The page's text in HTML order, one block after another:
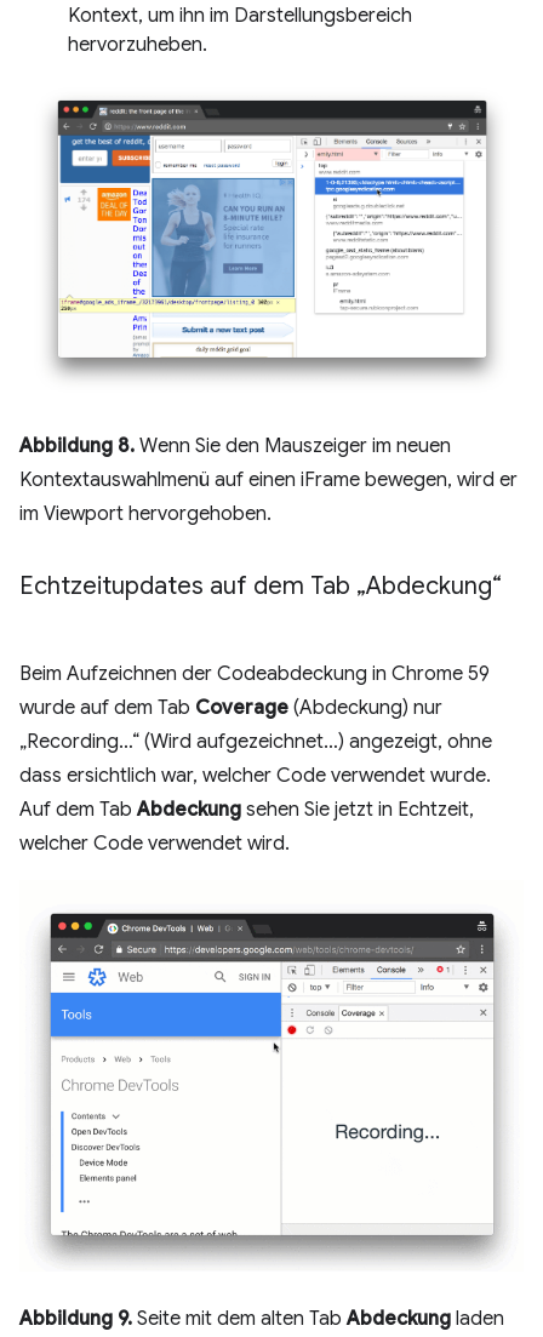
Kontext, um ihn im Darstellungsbereich
hervorzuheben.
Abbildung 8. Wenn Sie den Mauszeiger im neuen
Kontextauswahlmenü auf einen iFrame bewegen, wird er
im Viewport hervorgehoben.
Echtzeitupdates auf dem Tab „Abdeckung“
Beim Aufzeichnen der Codeabdeckung in Chrome 59
wurde auf dem Tab Coverage (Abdeckung) nur
„Recording…“ (Wird aufgezeichnet…) angezeigt, ohne
dass ersichtlich war, welcher Code verwendet wurde.
Auf dem TabAbdeckung sehen Sie jetzt in Echtzeit,
welcher Code verwendet wird.
Abbildung 9. Seite mit dem alten TabAbdeckung laden